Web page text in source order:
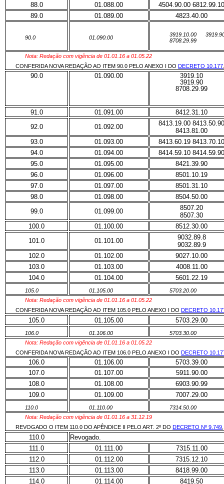
88.0
01.088.00
4504.90.00 6812.99.10
89.0
01.089.00 4823.40.00
90.0 01.090.00
3919.10.00
8708.29.99
Nota: Redação com vigência de 01.01.16 a 01.05.22
CONFERIDA NOVA REDAÇÃO AO ITEM 90.0 PELO ANEXO I DODECRETO 10.177
90.0 01.090.00
3919.10
3919.90
8708.29.99
91.0 01.091.00
8412.31.10
92.0
01.092.00
8413.19.00 8413.50.90
8413.81.00
93.0
01.093.00
8413.60.19 8413.70.10
94.0
01.094.00
8414.59.10 8414.59.90
95.0
01.095.00
8421.39.90
96.0
01.096.00
8501.10.19
97.0
01.097.00
8501.31.10
98.0
01.098.00
8504.50.00
99.0
01.099.00
8507.20
8507.30
100.0
01.100.00
8512.30.00
101.0
01.101.00
9032.89.8
9032.89.9
102.0
01.102.00
9027.10.00
103.0
01.103.00
4008.11.00
104.0
01.104.00 5601.22.19
105.0 01.105.00
5703.20.00
Nota: Redação com vigência de 01.01.16 a 01.05.22
CONFERIDA NOVA REDAÇÃO AO ITEM 105.0 PELO ANEXO I DODECRETO
105.0 01.105.00 5703.29.00
106.0 01.106.00
5703.30.00
Nota: Redação com vigência de 01.01.16 a 01.05.22
CONFERIDA NOVA REDAÇÃO AO ITEM 106.0 PELO ANEXO I DODECRETO
106.0 01.106.00
5703.39.00
107.0
01.107.00
5911.90.00
108.0
01.108.00
6903.90.99
109.0
01.109.00 7007.29.00
110.0 01.110.00
7314.50.00
Nota: Redação com vigência de 01.01.16 a 31.12.19
REVOGADO O ITEM 110.0 DO APÊNDICE II PELO ART. 2º DODECRETO Nº 9.749
110.0
Revogado.
111.0
01.111.00
7315.11.00
112.0
01.112.00
7315.12.10
113.0
01.113.00
8418.99.00
114.0
01.114.00 8419.50